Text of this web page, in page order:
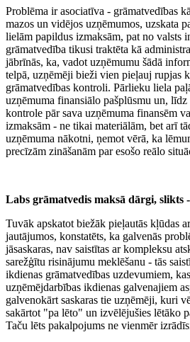
Problēma ir asociatīva - grāmatvedības
mazos un vidējos uzņēmumos, uzskata
lielām papildus izmaksām, pat no valsts
grāmatvedība tikusi traktēta kā
jābrīnās, ka, vadot uzņēmumu šādā
telpā, uzņēmēji bieži vien pieļauj rupjas
grāmatvedības kontroli. Pārlieku liela
uzņēmuma finansiālo pašplūsmu un, līdz
kontrole pār sava uzņēmuma finansēm
izmaksām - ne tikai materiālām, bet arī
uzņēmuma nākotni, ņemot vērā, ka
precīzām zināšanām par esošo reālo
Labs grāmatvedis maksā dārgi, slikts
Tuvāk apskatot biežāk pieļautās kļūdas
jautājumos, konstatēts, ka galvenās
jāsaskaras, nav saistītas ar kompleksu
sarežģītu risinājumu meklēšanu - tās
ikdienas grāmatvedības uzdevumiem,
uzņēmējdarbības ikdienas galvenajiem
galvenokārt saskaras tie uzņēmēji, kuri
sakārtot "pa lēto" un izvēlējušies lētāko
Taču lēts pakalpojums ne vienmēr